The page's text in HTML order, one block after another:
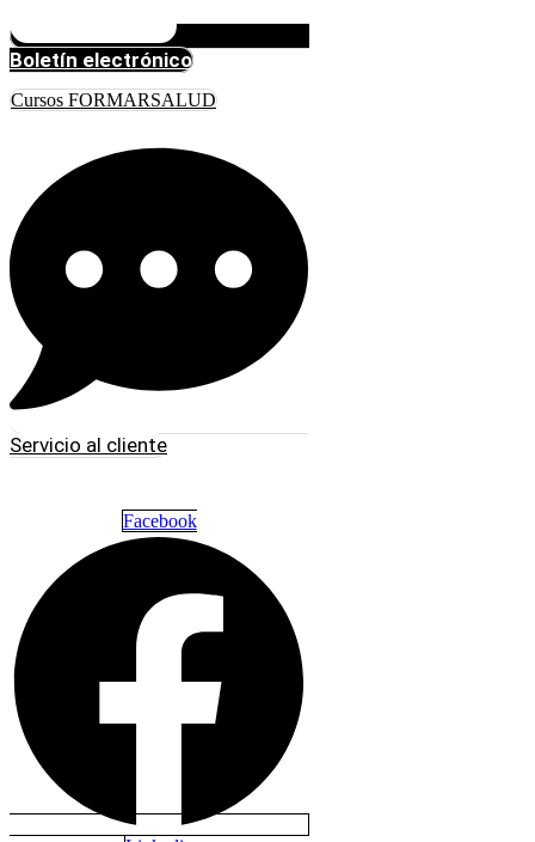
Boletín electrónico
Cursos FORMARSALUD
Servicio al cliente
Facebook